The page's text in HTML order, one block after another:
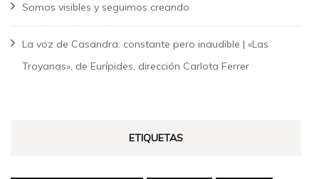
Somos visibles y seguimos creando
La voz de Casandra: constante pero inaudible | «Las
Troyanas», de Eurípides, dirección Carlota Ferrer
ETIQUETAS